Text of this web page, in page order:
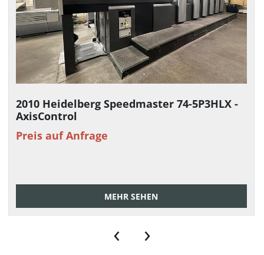
2010 Heidelberg Speedmaster 74-5P3HLX -
AxisControl
Preis auf Anfrage
MEHR SEHEN
‹ ›